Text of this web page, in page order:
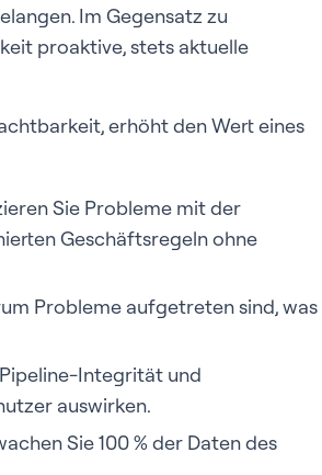
Im Gegensatz zu
proaktive, stets aktuelle
erhöht den Wert eines
Sie Probleme mit der
Geschäftsregeln ohne
Probleme aufgetreten sind, was
Integrität und
auswirken.
Sie 100 % der Daten des